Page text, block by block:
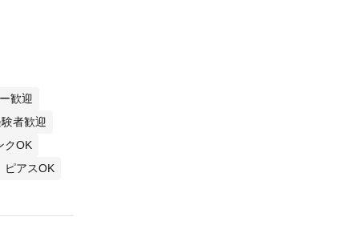
歓迎
者歓迎
クOK
ピアスOK